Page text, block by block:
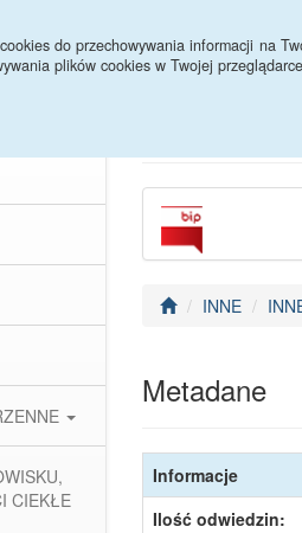
do przechowywania informacji na
plików cookies w Twojej
CIEKŁE
INNE
Metadane
Informacje
Ilość odwiedzin: